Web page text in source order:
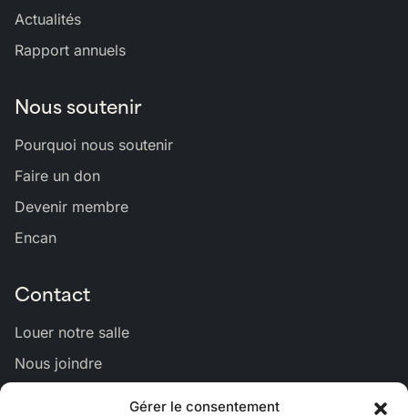
Gérer le consentement
Actualités
Rapport annuels
Nous soutenir
Pourquoi nous soutenir
Faire un don
Devenir membre
Encan
Contact
Louer notre salle
Nous joindre